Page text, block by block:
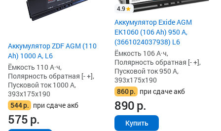
Аккумулятор ZDF AGM (110
Ah) 1000 А, L6
Ёмкость 110 А·ч,
Полярность обратная [- +],
Пусковой ток 1000 А,
393x175x190
544р. при сдаче акб
575р.
4.9
Аккумулятор Exide AGM
EK1060 (106 Ah) 950 А,
(3661024037938) L6
Ёмкость 106 А·ч,
Полярность обратная [- +],
Пусковой ток 950 А,
393x175x190
860р. при сдаче акб
890р.
Купить